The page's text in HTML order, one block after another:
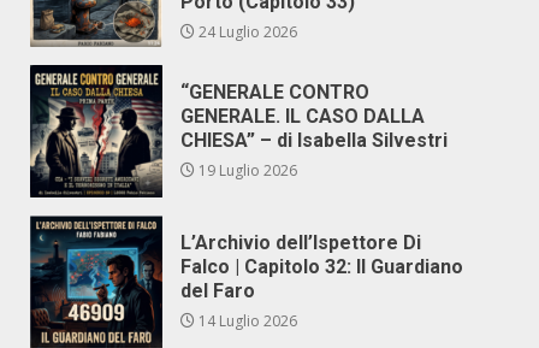
24 Luglio 2026
“GENERALE CONTRO
GENERALE. IL CASO DALLA
CHIESA” – di Isabella Silvestri
19 Luglio 2026
L’Archivio dell’Ispettore Di
Falco | Capitolo 32: Il Guardiano
del Faro
14 Luglio 2026